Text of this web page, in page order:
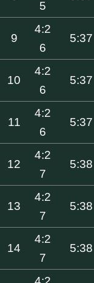
5
9
4:2
6
5:37
10
4:2
6
5:37
11
4:2
6
5:37
12
4:2
7
5:38
13
4:2
7
5:38
14
4:2
7
5:38